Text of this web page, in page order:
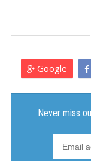
Google